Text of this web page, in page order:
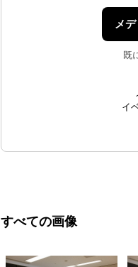
メ
既
イ
すべての画像